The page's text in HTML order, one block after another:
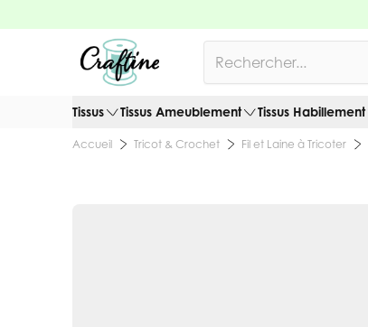
Tissus Tissus Ameublement Tissus Habillement
Accueil Tricot & Crochet Fil et Laine à Tricoter